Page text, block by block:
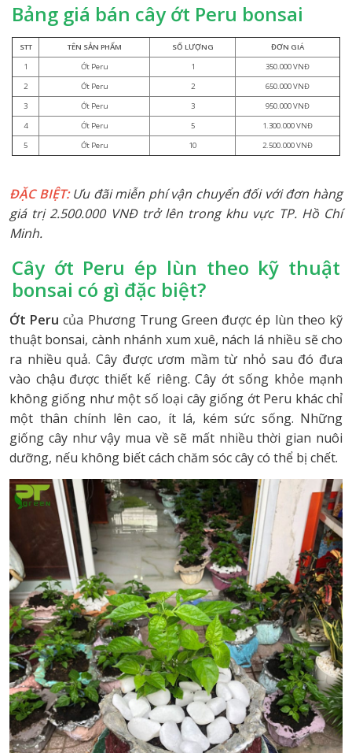
Bảng giá bán cây ớt Peru bonsai
ĐẶC BIỆT:Ưu đãi miễn phí vận chuyển đối với đơn hàng
giá trị 2.500.000 VNĐ trở lên trong khu vực TP. Hồ Chí
Minh.
Cây ớt Peru ép lùn theo kỹ thuật
bonsai có gì đặc biệt?
Ớt Perucủa Phương Trung Green được ép lùn theo kỹ
thuật bonsai, cành nhánh xum xuê, nách lá nhiều sẽ cho
ra nhiều quả. Cây được ươm mầm từ nhỏ sau đó đưa
vào chậu được thiết kế riêng. Cây ớt sống khỏe mạnh
không giống như một số loại cây giống ớt Peru khác chỉ
một thân chính lên cao, ít lá, kém sức sống. Những
giống cây như vậy mua về sẽ mất nhiều thời gian nuôi
dưỡng, nếu không biết cách chăm sóc cây có thể bị chết.